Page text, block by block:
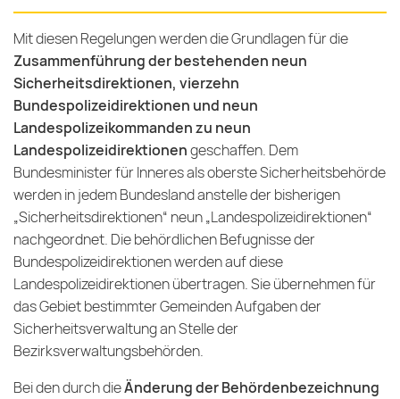
Mit diesen Regelungen werden die Grundlagen für die
Zusammenführung der bestehenden neun
Sicherheitsdirektionen, vierzehn
Bundespolizeidirektionen und neun
Landespolizeikommanden zu neun
Landespolizeidirektionengeschaffen. Dem
Bundesminister für Inneres als oberste Sicherheitsbehörde
werden in jedem Bundesland anstelle der bisherigen
„Sicherheitsdirektionen“ neun „Landespolizeidirektionen“
nachgeordnet. Die behördlichen Befugnisse der
Bundespolizeidirektionen werden auf diese
Landespolizeidirektionen übertragen. Sie übernehmen für
das Gebiet bestimmter Gemeinden Aufgaben der
Sicherheitsverwaltung an Stelle der
Bezirksverwaltungsbehörden.
Bei den durch dieÄnderung der Behördenbezeichnung